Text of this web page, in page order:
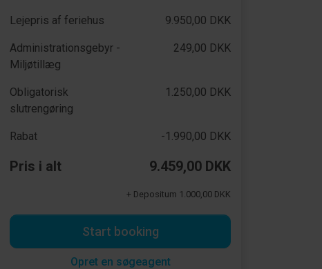
Lejepris af feriehus 9.950,00 DKK
Administrationsgebyr -
Miljøtillæg
249,00 DKK
Obligatorisk
slutrengøring
1.250,00 DKK
Rabat -1.990,00 DKK
Pris i alt 9.459,00 DKK
+ Depositum 1.000,00 DKK
Start booking
Opret en søgeagent